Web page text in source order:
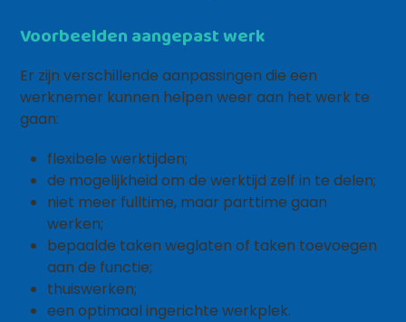
Voorbeelden aangepast werk
Er zijn verschillende aanpassingen die een
werknemer kunnen helpen weer aan het werk te
gaan:
flexibele werktijden;
de mogelijkheid om de werktijd zelf in te delen;
niet meer fulltime, maar parttime gaan
werken;
bepaalde taken weglaten of taken toevoegen
aan de functie;
thuiswerken;
een optimaal ingerichte werkplek.